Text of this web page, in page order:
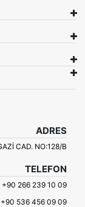
ADRES
CAD. NO:128/B
TELEFON
+90 266 239 10 09
+90 536 456 09 09